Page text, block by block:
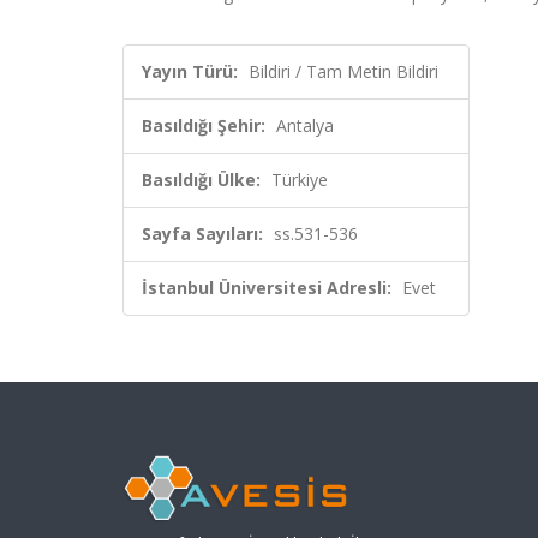
Yayın Türü: Bildiri / Tam Metin Bildiri
Basıldığı Şehir: Antalya
Basıldığı Ülke: Türkiye
Sayfa Sayıları: ss.531-536
İstanbul Üniversitesi Adresli: Evet